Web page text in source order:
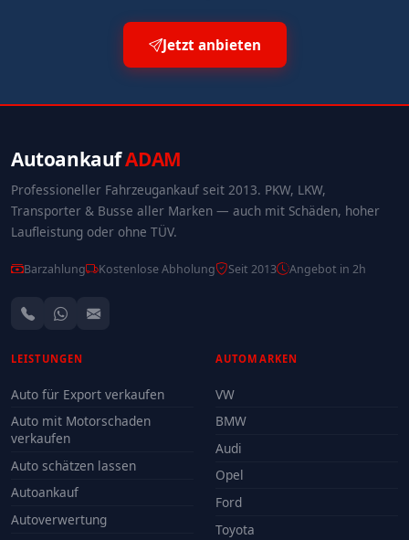
Jetzt anbieten
AutoankaufADAM
Professioneller Fahrzeugankauf seit 2013. PKW, LKW,
Transporter & Busse aller Marken — auch mit Schäden, hoher
Laufleistung oder ohne TÜV.
Barzahlung Kostenlose Abholung Seit 2013 Angebot in 2h
LEISTUNGEN
Auto für Export verkaufen
Auto mit Motorschaden
verkaufen
Auto schätzen lassen
Autoankauf
Autoverwertung
AUTOMARKEN
VW
BMW
Audi
Opel
Ford
Toyota